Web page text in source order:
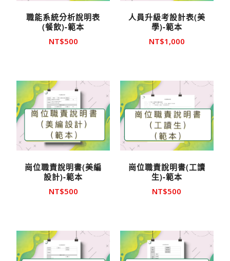
職能系統分析說明表
(餐飲)-範本
NT$500
人員升級考設計表(美
學)-範本
NT$1,000
崗位職責說明書(美編
設計)-範本
NT$500
崗位職責說明書(工讀
生)-範本
NT$500